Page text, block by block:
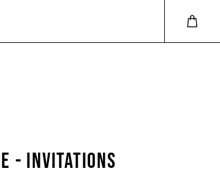
- INVITATIONS